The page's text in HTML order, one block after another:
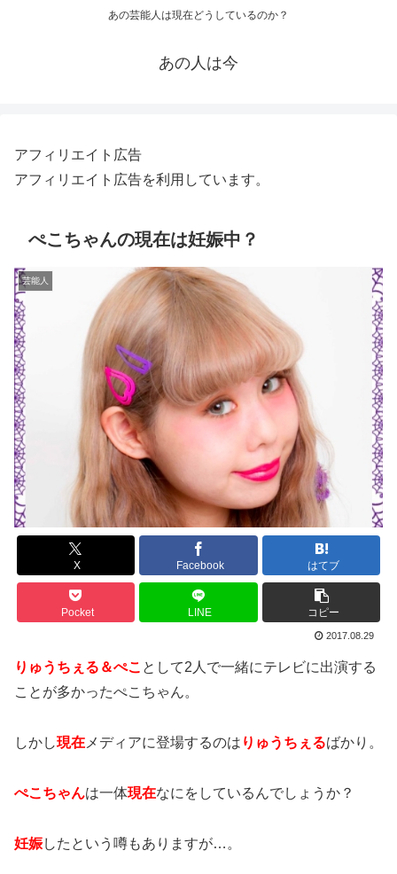
あの芸能人は現在どうしているのか？
あの人は今
アフィリエイト広告
アフィリエイト広告を利用しています。
ぺこちゃんの現在は妊娠中？
芸能人
X Facebook はてブ
Pocket LINE コピー
2017.08.29
りゅうちぇる＆ぺこ として2人で一緒にテレビに出演する
ことが多かったぺこちゃん。
しかし現在 メディアに登場するのは りゅうちぇるばかり。
ぺこちゃんは一体現在なにをしているんでしょうか？
妊娠したという噂もありますが…。